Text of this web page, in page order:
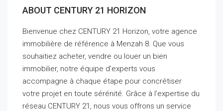
ABOUT CENTURY 21 HORIZON
Bienvenue chez CENTURY 21 Horizon, votre agence
immobilière de référence à Menzah 8. Que vous
souhaitiez acheter, vendre ou louer un bien
immobilier, notre équipe d’experts vous
accompagne à chaque étape pour concrétiser
votre projet en toute sérénité. Grâce à l’expertise du
réseau CENTURY 21, nous vous offrons un service